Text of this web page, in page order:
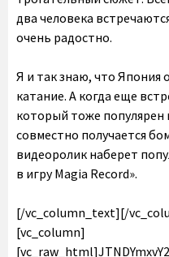
два человека
очень радостно.
Я и так знаю, что Япония
катание. А когда еще
который тоже популярен
совместно получается
видеоролик наберет
в игру Magia Record».
[/vc_column_text][/vc_column][/